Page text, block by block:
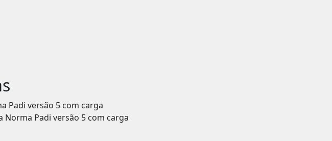
Padi versão 5 com carga
Padi versão 5 com carga